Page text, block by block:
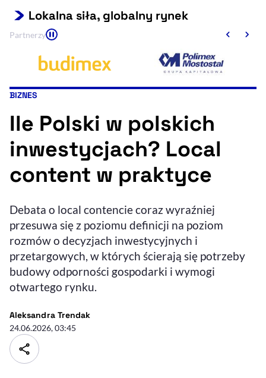
Resetuj opcje
Sprawdź, jak i dlaczego zwiększamy dostępność , otwiera się w nowym
Deklaracja dostępności, otwiera się w nowym oknie
Zgłoś problem
, otwiera się w
Lokalna siła, globalny rynek
Partnerzy
Kategoria artykułu:
BIZNES
Ile Polski w polskich
inwestycjach? Local
content w praktyce
Debata o local contencie coraz wyraźniej
przesuwa się z poziomu definicji na poziom
rozmów o decyzjach inwestycyjnych i
przetargowych, w których ścierają się potrzeby
budowy odporności gospodarki i wymogi
otwartego rynku.
Aleksandra Trendak- autor artykułu - profil
24.06.2026, 03:45